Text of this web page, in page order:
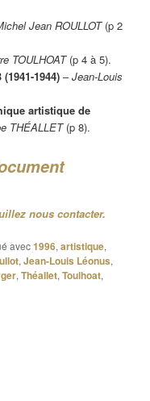
Jean ROULLOT(p 2
TOULHOAT (p 4 à 5).
1944)–Jean-Louis
artistique de
THÉALLET (p 8).
nous contacter.
avec1996,artistique,
,Jean-Louis Léonus,
,Théallet,Toulhoat,